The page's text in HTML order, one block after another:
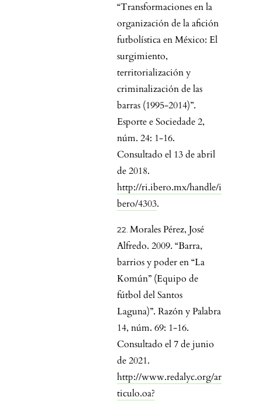
“Transformaciones en la
organización de la afición
futbolística en México: El
surgimiento,
territorialización y
criminalización de las
barras (1995-2014)”.
Esporte e Sociedade 2,
núm. 24: 1-16.
Consultado el 13 de abril
de 2018.
http://ri.ibero.mx/handle/i
bero/4303.
Morales Pérez, José
Alfredo. 2009. “Barra,
barrios y poder en “La
Komún” (Equipo de
fútbol del Santos
Laguna)”. Razón y Palabra
14, núm. 69: 1-16.
Consultado el 7 de junio
de 2021.
http://www.redalyc.org/ar
ticulo.oa?